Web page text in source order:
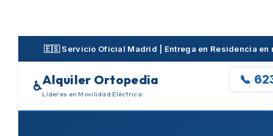
🇪🇸 Servicio Oficial Madrid | Entrega en Residencia en
♿Alquiler Ortopedia
Líderes en Movilidad Eléctrica
📞